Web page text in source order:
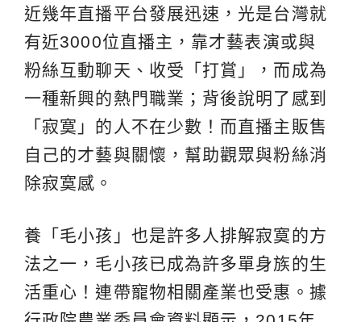
近幾年直播平台發展迅速，光是台灣就
有近3000位直播主，靠才藝表演或與
粉絲互動聊天、收受「打賞」，而成為
一種新興的熱門職業；背後說明了感到
「寂寞」的人不在少數！而直播主販售
自己的才藝與關懷，幫助觀眾與粉絲消
除寂寞感。
養「毛小孩」也是許多人排解寂寞的方
法之一，毛小孩已成為許多單身族的生
活重心！連帶寵物相關產業也受惠。據